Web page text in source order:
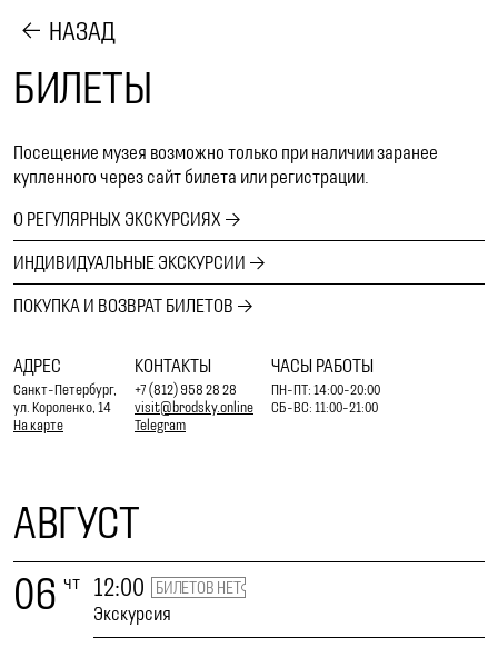
НАЗАД
БИЛЕТЫ
Посещение музея возможно только при наличии заранее
купленного через сайт билета или регистрации.
О РЕГУЛЯРНЫХ ЭКСКУРСИЯХ
ИНДИВИДУАЛЬНЫЕ ЭКСКУРСИИ
ПОКУПКА И ВОЗВРАТ БИЛЕТОВ
АДРЕС
Санкт-Петербург,
ул. Короленко, 14
На карте
КОНТАКТЫ
+7 (812) 958 28 28
visit@brodsky.online
Telegram
ЧАСЫ РАБОТЫ
ПН-ПТ: 14:00-20:00
СБ-ВС: 11:00-21:00
АВГУСТ
06 чт 12:00 БИЛЕТОВ НЕТ
Экскурсия